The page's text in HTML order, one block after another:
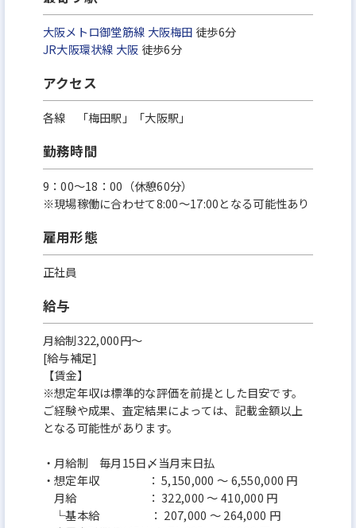
大阪メトロ御堂筋線 大阪梅田 徒歩6分
JR大阪環状線 大阪 徒歩6分
アクセス
各線 「梅田駅」「大阪駅」
勤務時間
9：00～18：00（休憩60分）
※現場稼働に合わせて8:00～17:00となる可能性あり
雇用形態
正社員
給与
月給制322,000円～
[給与補足]
【賃金】
※想定年収は標準的な評価を前提とした目安です。
ご経験や成果、査定結果によっては、記載金額以上
となる可能性があります。
・月給制 毎月15日〆当月末日払
・想定年収 ： 5,150,000 ～ 6,550,000 円
月給 ： 322,000 ～ 410,000 円
└基本給 ： 207,000 ～ 264,000 円